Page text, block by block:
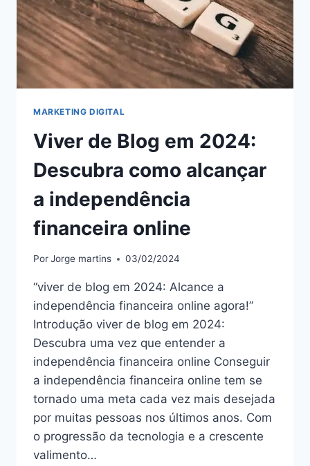
SUA
RENDA
AGORA!
MARKETING DIGITAL
Viver de Blog em 2024:
Descubra como alcançar
a independência
financeira online
PorJorge martins 03/02/2024
“viver de blog em 2024: Alcance a
independência financeira online agora!”
Introdução viver de blog em 2024:
Descubra uma vez que entender a
independência financeira online Conseguir
a independência financeira online tem se
tornado uma meta cada vez mais desejada
por muitas pessoas nos últimos anos. Com
o progressão da tecnologia e a crescente
valimento…